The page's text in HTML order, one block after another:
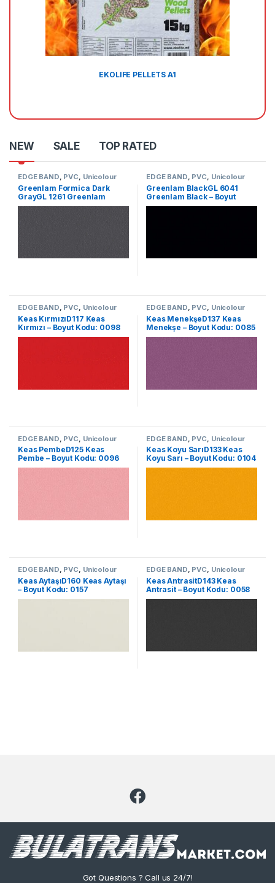
EKOLIFE PELLETS A1
NEW SALE TOP RATED
EDGE BAND, PVC, Unicolour
Greenlam Formica Dark
GrayGL 1261 Greenlam
Formica Dark Gray – Size
EDGE BAND, PVC, Unicolour
Greenlam BlackGL 6041
Greenlam Black – Boyut
Kodu: 2341
EDGE BAND, PVC, Unicolour
Keas KırmızıD117 Keas
Kırmızı – Boyut Kodu: 0098
EDGE BAND, PVC, Unicolour
Keas MenekşeD137 Keas
Menekşe – Boyut Kodu: 0085
EDGE BAND PVC Unicolour
Keas PembeD125 Keas
Pembe – Boyut Kodu: 0096
EDGE BAND PVC Unicolour
Keas Koyu SarıD133 Keas
Koyu Sarı – Boyut Kodu: 0104
EDGE BAND, PVC, Unicolour
Keas AytaşıD160 Keas Aytaşı
– Boyut Kodu: 0157
EDGE BAND, PVC, Unicolour
Keas AntrasitD143 Keas
Antrasit – Boyut Kodu: 0058
Got Questions ? Call us 24/7!